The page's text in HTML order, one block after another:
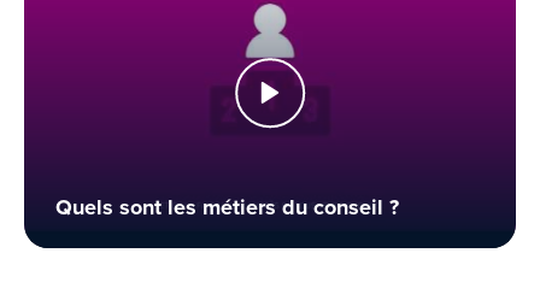
Quels sont les métiers du conseil ?